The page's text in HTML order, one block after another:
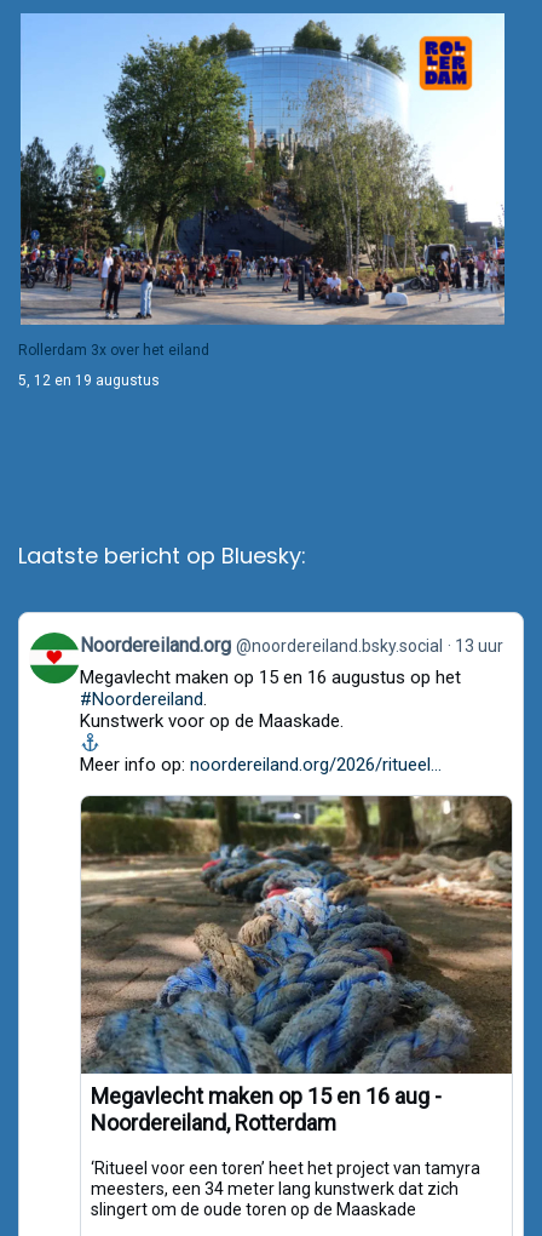
Rollerdam 3x over het eiland
5, 12 en 19 augustus
Laatste bericht op Bluesky:
View
post
by
Noordereiland.org
Bluesky
Noordereiland.org @noordereiland.bsky.social 13 uur
Megavlecht maken op 15 en 16 augustus op het
#Noordereiland.
Kunstwerk voor op de Maaskade.
Meer info op: noordereiland.org/2026/ritueel...
Megavlecht maken op 15 en 16 aug -
Noordereiland, Rotterdam
‘Ritueel voor een toren’ heet het project van tamyra
meesters, een 34 meter lang kunstwerk dat zich
slingert om de oude toren op de Maaskade